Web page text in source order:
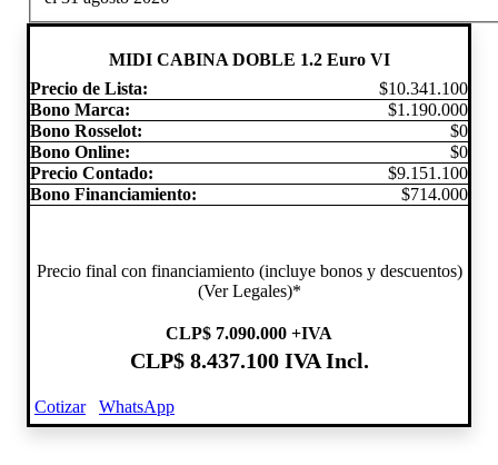
MIDI CABINA DOBLE 1.2 Euro VI
Precio de Lista:
$10.341.100
Bono Marca:
$1.190.000
Bono Rosselot:
$0
Bono Online:
$0
Precio Contado:
$9.151.100
Bono Financiamiento:
$714.000
Precio final con financiamiento (incluye bonos y descuentos)
(Ver Legales)*
CLP$ 7.090.000 +IVA
CLP$ 8.437.100IVA Incl.
Cotizar WhatsApp